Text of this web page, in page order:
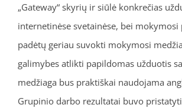
„Gateway“ skyrių ir siūlė konkrečias
internetinėse svetainėse, bei
padėtų geriau suvokti mokymosi
galimybes atlikti papildomas užduotis
medžiaga bus praktiškai naudojama
Grupinio darbo rezultatai buvo